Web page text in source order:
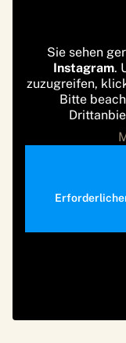
Sie sehen
Instagram.
zuzugreifen,
Bitte